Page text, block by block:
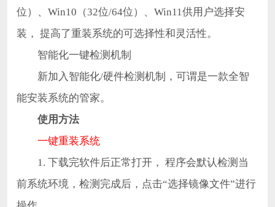
位）、Win10（32位/64位）、Win11供用户选择安
装， 提高了重装系统的可选择性和灵活性。
智能化一键检测机制
新加入智能化/硬件检测机制，可谓是一款全智
能安装系统的管家。
使用方法
一键重装系统
1. 下载完软件后正常打开， 程序会默认检测当
前系统环境，检测完成后，点击“选择镜像文件”进行